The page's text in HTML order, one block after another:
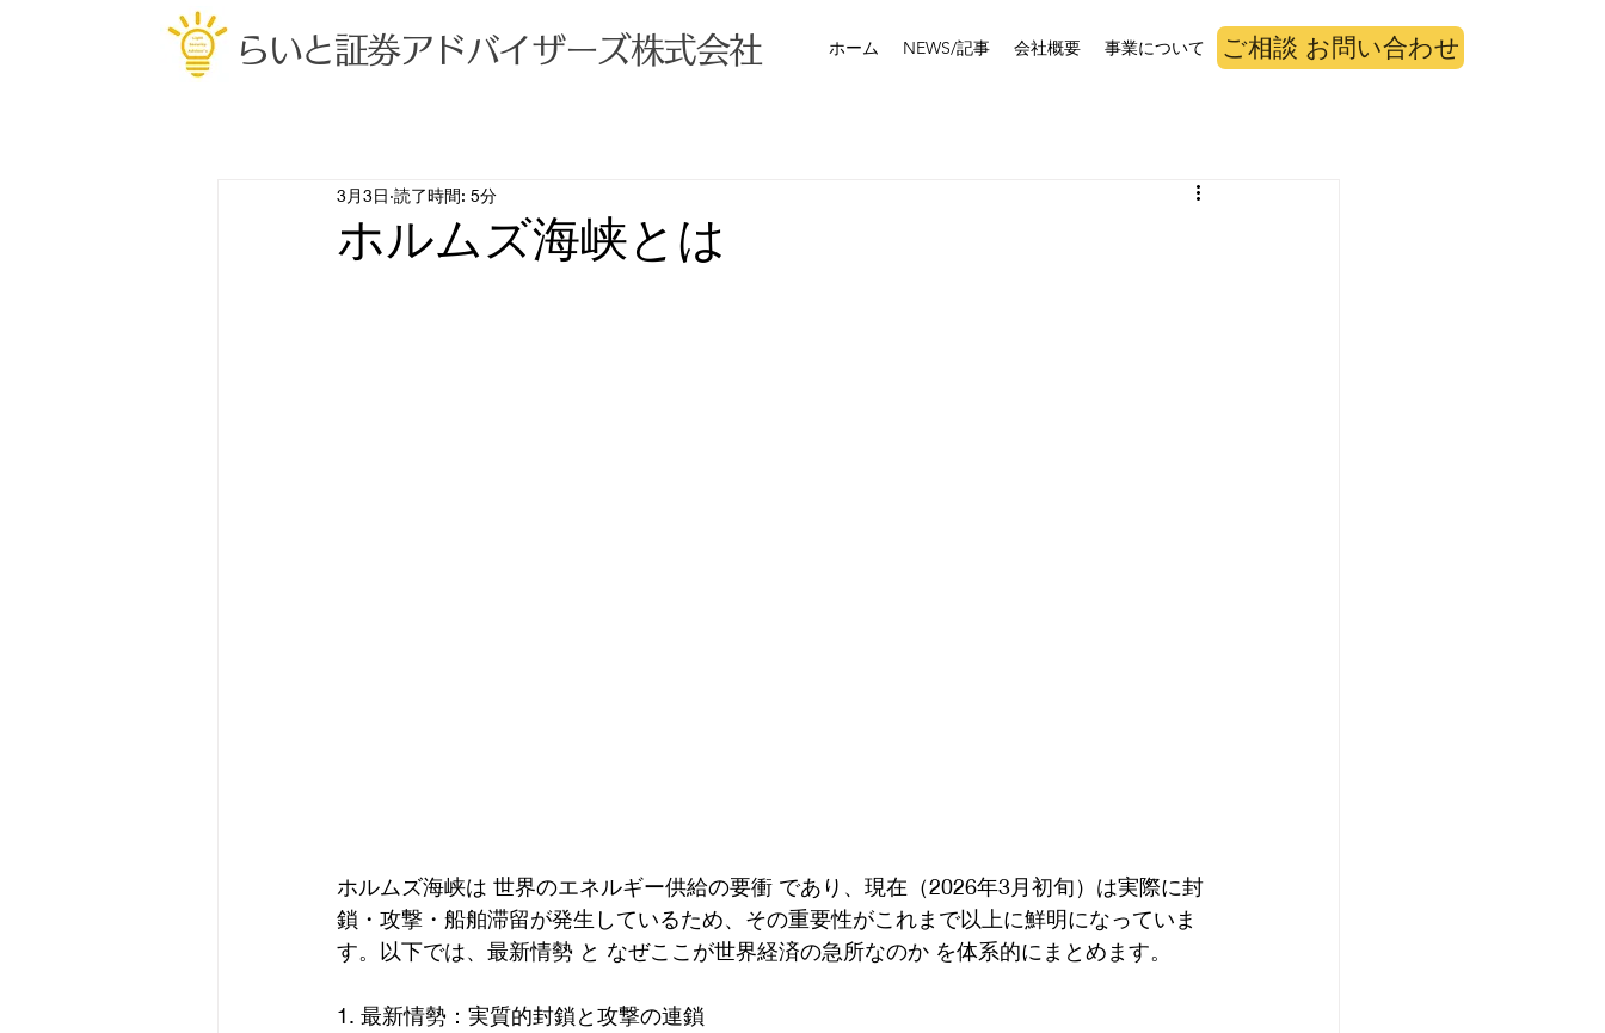
らいと証券アドバイザーズ株式会社 ホーム NEWS/記事 会社概要 事業について ご相談 お問い合わせ
ホルムズ海峡とは
3月3日 読了時間: 5分
ホルムズ海峡は 世界のエネルギー供給の要衝 であり、現在（2026年3月初旬）は実際に封
鎖・攻撃・船舶滞留が発生しているため、その重要性がこれまで以上に鮮明になっていま
す。以下では、最新情勢 と なぜここが世界経済の急所なのか を体系的にまとめます。
1. 最新情勢：実質的封鎖と攻撃の連鎖